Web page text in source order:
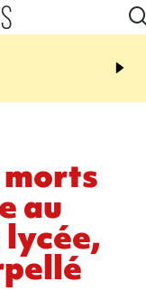
08:37
braderie de l'océan
au
lycée,